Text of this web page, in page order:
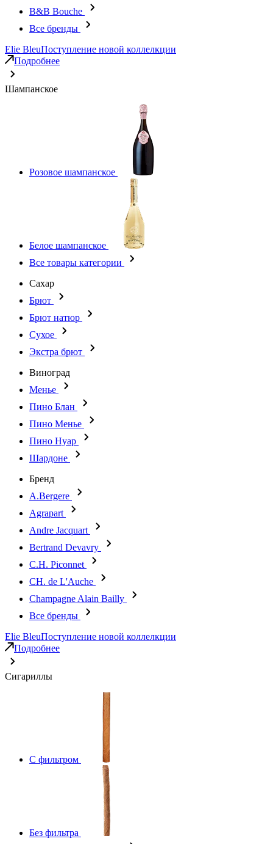
B&B Bouche
Все бренды
Elie BleuПоступление новой коллелкции
Подробнее
Шампанское
Розовое шампанское
Белое шампанское
Все товары категории
Сахар
Брют
Брют натюр
Сухое
Экстра брют
Виноград
Менье
Пино Блан
Пино Менье
Пино Нуар
Шардоне
Бренд
A.Bergere
Agrapart
Andre Jacquart
Bertrand Devavry
C.H. Piconnet
CH. de L'Auche
Champagne Alain Bailly
Все бренды
Elie BleuПоступление новой коллелкции
Подробнее
Сигариллы
С фильтром
Без фильтра